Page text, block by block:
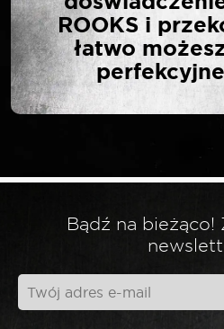
DŁUGA 1/2″
Twój adres email nie
*
ROOKS i
łatwo
Bądź na bieżąco!